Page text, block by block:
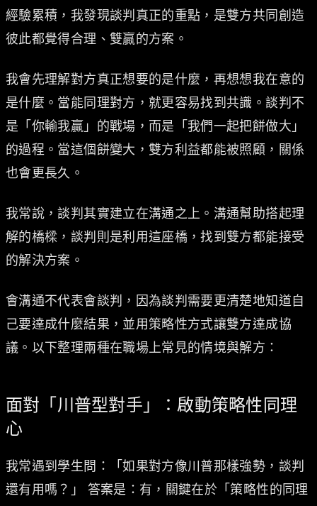
經驗累積，我發現談判真正的重點，是雙方共同創造
彼此都覺得合理、雙贏的方案。
我會先理解對方真正想要的是什麼，再想想我在意的
是什麼。當能同理對方，就更容易找到共識。談判不
是「你輸我贏」的戰場，而是「我們一起把餅做大」
的過程。當這個餅變大，雙方利益都能被照顧，關係
也會更長久。
我常說，談判其實建立在溝通之上。溝通幫助搭起理
解的橋樑，談判則是利用這座橋，找到雙方都能接受
的解決方案。
會溝通不代表會談判，因為談判需要更清楚地知道自
己要達成什麼結果，並用策略性方式讓雙方達成協
議。以下整理兩種在職場上常見的情境與解方：
面對「川普型對手」：啟動策略性同理
心
我常遇到學生問：「如果對方像川普那樣強勢，談判
還有用嗎？」 答案是：有，關鍵在於「策略性的同理